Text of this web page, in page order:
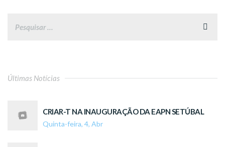
Últimas Notícias
CRIAR-T NA INAUGURAÇÃO DA EAPN SETÚBAL
Quinta-feira, 4, Abr